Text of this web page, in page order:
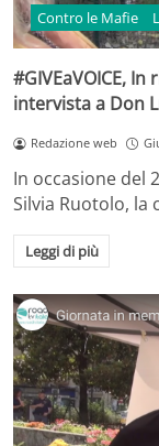
Contro le Mafie
#GIVEaVOICE,
intervista a Don
Redazione web
In occasione del
Silvia Ruotolo, la
Leggi di più